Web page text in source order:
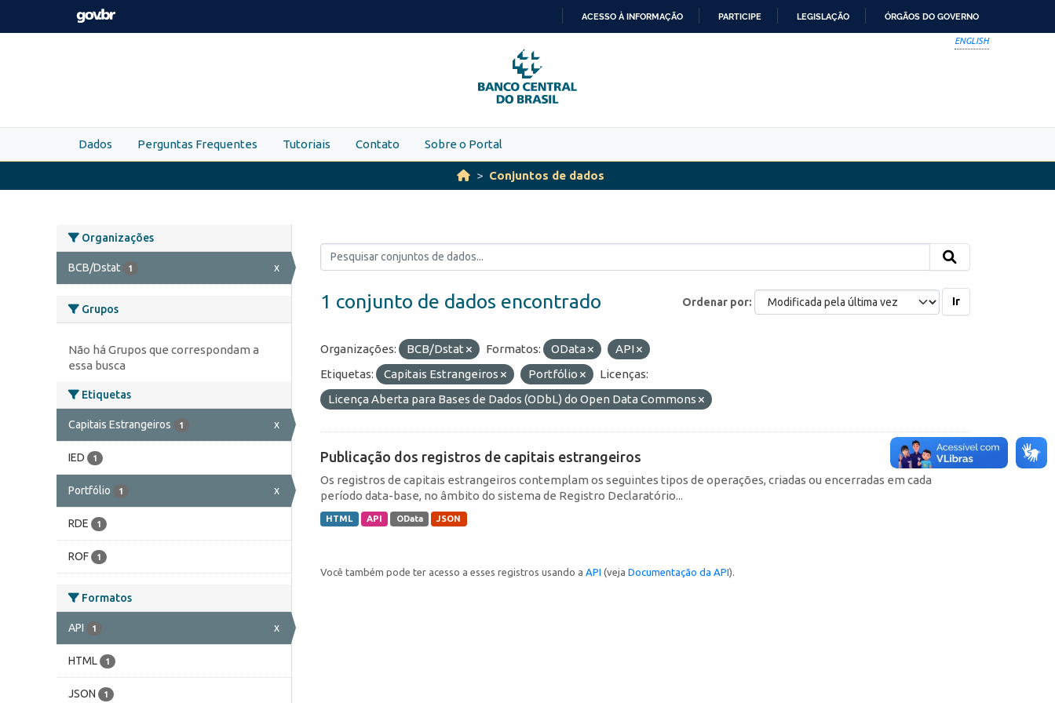
Skip to main content
PARA
O
CONTEÚDO
ACESSO À INFORMAÇÃO PARTICIPE LEGISLAÇÃO ÓRGÃOS DO GOVERNO
ENGLISH
Dados Perguntas Frequentes Tutoriais Contato Sobre o Portal
Conjuntos de dados
Organizações
BCB/Dstat 1 x
Grupos
Não há Grupos que correspondam a
essa busca
Etiquetas
Capitais Estrangeiros 1 x
IED 1
Portfólio 1 x
RDE 1
ROF 1
Formatos
API 1 x
HTML 1
JSON 1
Ordenar por Ir
1 conjunto de dados encontrado
Organizações: BCB/Dstat Formatos: OData
API
Etiquetas:
Capitais Estrangeiros Portfólio
Licenças:
Licença Aberta para Bases de Dados (ODbL) do Open Data Commons
Publicação dos registros de capitais estrangeiros
Os registros de capitais estrangeiros contemplam os seguintes tipos de operações, criadas ou encerradas em cada
período data-base, no âmbito do sistema de Registro Declaratório...
HTML API OData JSON
Você também pode ter acesso a esses registros usando a API (veja Documentação da API).